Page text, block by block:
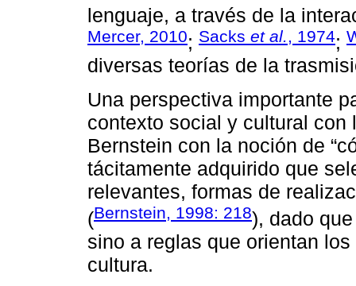
lenguaje, a través de la
Mercer, 2010; Sacks et al., 1974;
diversas teorías de la
Una perspectiva importante
contexto social y cultural
Bernstein con la noción de
tácitamente adquirido que
relevantes, formas de
(Bernstein, 1998: 218), dado
sino a reglas que orientan
cultura.